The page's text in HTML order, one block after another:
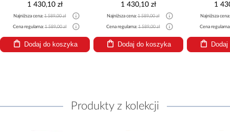
1 430,10 zł
Najniższa cena:1 589,00 zł
Cena regularna:1 589,00 zł
Dodaj do koszyka
1 430,10 zł
Najniższa cena:1 589,00 zł
Cena regularna:1 589,00 zł
Dodaj do koszyka
1
Najniższa
Cena
Produkty z kolekcji